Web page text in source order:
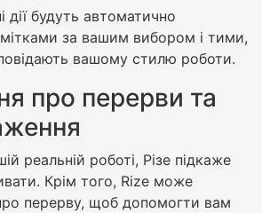
дії будуть автоматично
мітками за вашим вибором і тими,
вашому стилю роботи.
про перерви та
реальній роботі, Різе підкаже
Крім того, Rize може
перерву, щоб допомогти вам